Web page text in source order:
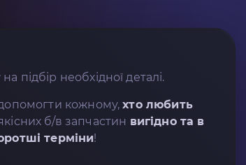
підбір необхідної деталі.
кожному,хто любить
б/в запчастин вигідно та в
терміни!